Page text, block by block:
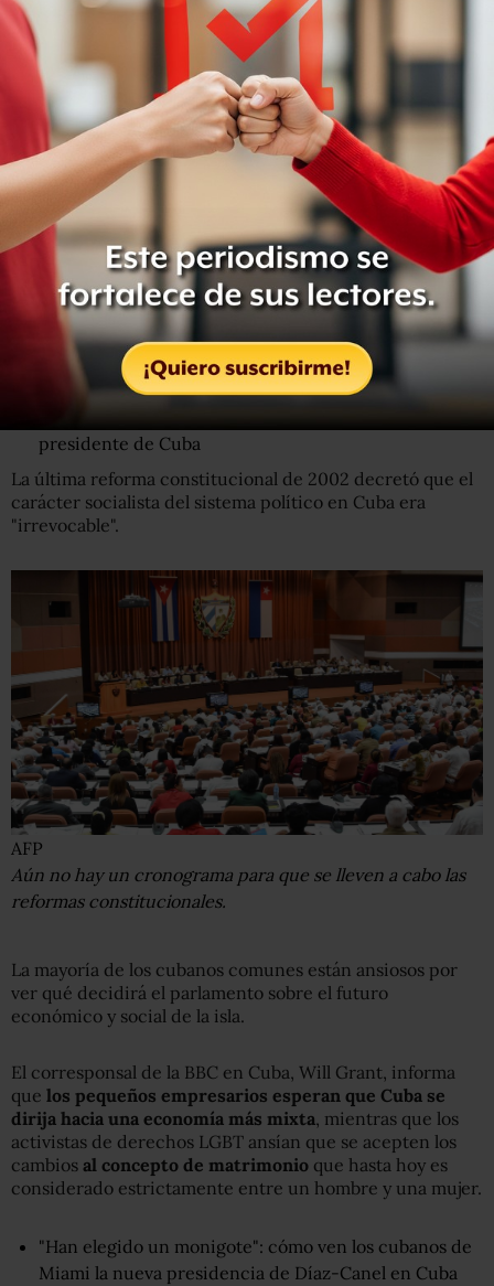
5 desafíos a los que se enfrenta Miguel Díaz-Canel, el
sucesor de Raúl Castro en la presidencia de Cuba
Socialismo
Los hermanos Castro, primero Fidel y luego Raúl
gobernaron la isla entre 1959 y 2018.
Y el actual presidente Díaz-Canel es un socialista
confeso. En su discurso inaugural, declaró que "no había
lugar en Cuba para quienes luchan por la restauración
del capitalismo".
"No habrá espacio para el capitalismo" y otras 3 frases
del primer discurso de Miguel Díaz-Canel como
presidente de Cuba
La última reforma constitucional de 2002 decretó que el
carácter socialista del sistema político en Cuba era
"irrevocable".
AFP
Aún no hay un cronograma para que se lleven a cabo las
reformas constitucionales.
La mayoría de los cubanos comunes están ansiosos por
ver qué decidirá el parlamento sobre el futuro
económico y social de la isla.
El corresponsal de la BBC en Cuba, Will Grant, informa
que los pequeños empresarios esperan que Cuba se
dirija hacia una economía más mixta, mientras que los
activistas de derechos LGBT ansían que se acepten los
cambios al concepto de matrimonio que hasta hoy es
considerado estrictamente entre un hombre y una mujer.
"Han elegido un monigote": cómo ven los cubanos de
Miami la nueva presidencia de Díaz-Canel en Cuba